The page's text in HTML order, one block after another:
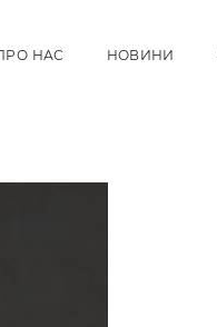
НАС НОВИНИ